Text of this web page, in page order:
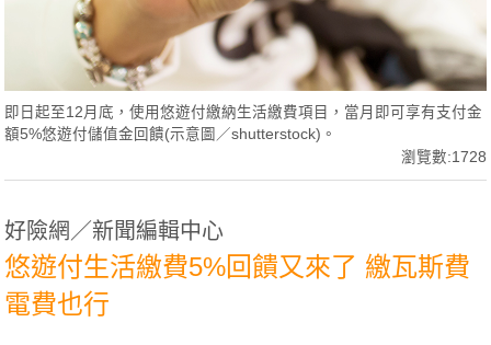
即日起至12月底，使用悠遊付繳納生活繳費項目，當月即可享有支付金
額5%悠遊付儲值金回饋(示意圖／shutterstock)。
瀏覽數:1728
好險網／新聞編輯中心
悠遊付生活繳費5%回饋又來了 繳瓦斯費
電費也行